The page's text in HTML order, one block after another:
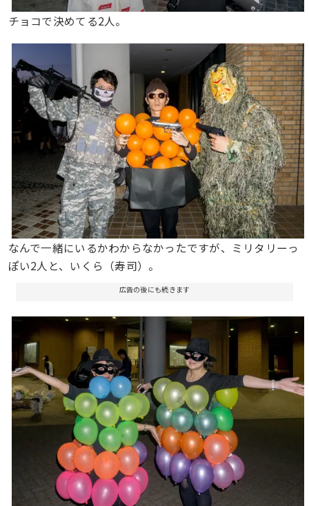
チョコで決めてる2人。
なんで一緒にいるかわからなかったですが、ミリタリーっ
ぽい2人と、いくら（寿司）。
広告の後にも続きます